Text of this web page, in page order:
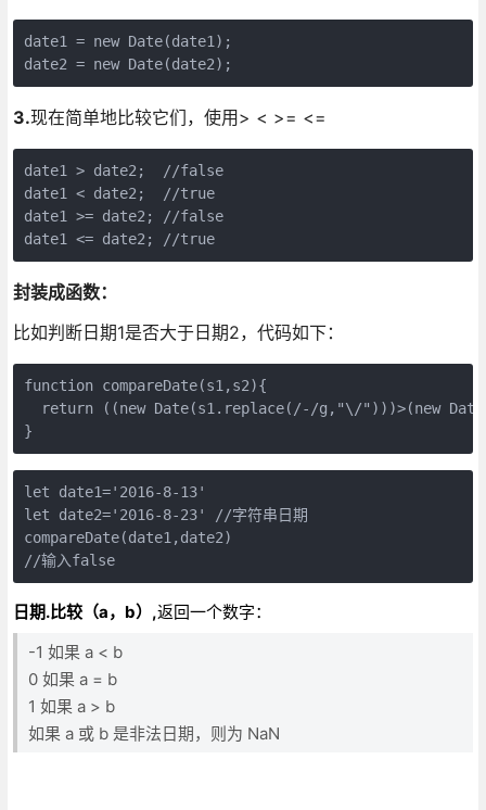
date1 = new Date(date1);
3.现在简单地比较它们，使用> < >= <=
date1 > date2;  //false
date1 < date2;  //true
date1 >= date2; //false
date1 <= date2; //true
封装成函数：
比如判断日期1是否大于日期2，代码如下：
function compareDate(s1,s2){
return ((new Date(s1.replace(/-/g,"\/")))>(new
}
let date1='2016-8-13'
let date2='2016-8-23' //字符串日期
compareDate(date1,date2)
//输入false
日期.比较（a，b）,返回一个数字：
-1 如果 a < b
0 如果 a = b
1 如果 a > b
如果 a 或 b 是非法日期，则为 NaN